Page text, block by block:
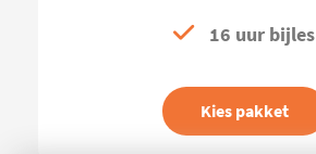
16 uur bijles
Kies pakket